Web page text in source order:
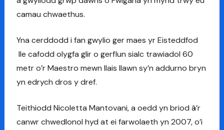
camau chwaethus.
Yna cerddodd i fan gwylio ger maes yr Eisteddfod
lle cafodd olygfa glir o gerflun sialc trawiadol 60
metr o’r Maestro mewn llais llawn sy’n addurno bryn
yn edrych dros y dref.
Teithiodd Nicoletta Mantovani, a oedd yn briod â’r
canwr chwedlonol hyd at ei farwolaeth yn 2007, o’i